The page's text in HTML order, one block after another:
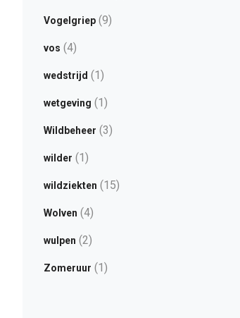
Vogelgriep(9)
vos (4)
wedstrijd (1)
wetgeving (1)
Wildbeheer (3)
wilder (1)
wildziekten (15)
Wolven (4)
wulpen (2)
Zomeruur (1)